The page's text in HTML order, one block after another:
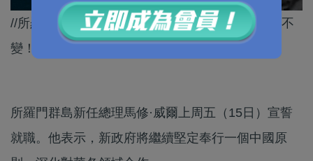
//所羅門群島雖然出現政權更迭，但同中國嘅關係不
變！//
所羅門群島新任總理馬修·威爾上周五（15日）宣誓
就職。他表示，新政府將繼續堅定奉行一個中國原